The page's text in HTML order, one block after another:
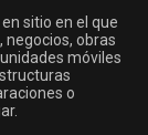
sitio en el que
negocios, obras
móviles
o